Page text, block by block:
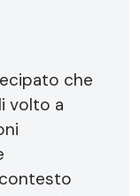
che
volto a